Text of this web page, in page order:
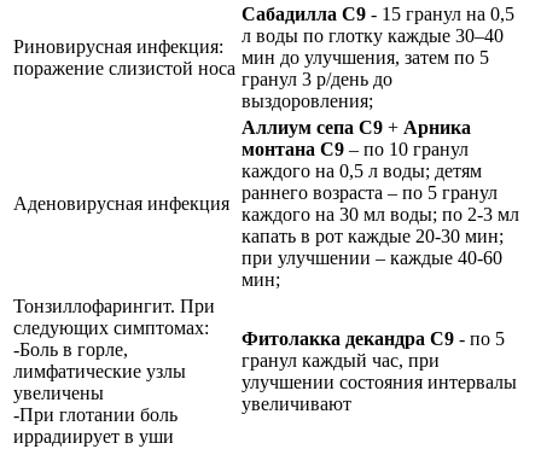
Риновирусная инфекция:
поражение слизистой носа
Сабадилла C9 - 15 гранул на 0,5
л воды по глотку каждые 30–40
мин до улучшения, затем по 5
гранул 3 р/день до
выздоровления;
Аденовирусная инфекция
Аллиум сепа С9 + Арника
монтана С9 – по 10 гранул
каждого на 0,5 л воды; детям
раннего возраста – по 5 гранул
каждого на 30 мл воды; по 2-3 мл
капать в рот каждые 20-30 мин;
при улучшении – каждые 40-60
мин;
Тонзиллофарингит. При
следующих симптомах:
-Боль в горле,
лимфатические узлы
увеличены
-При глотании боль
иррадиирует в уши
Фитолакка декандра С9 - по 5
гранул каждый час, при
улучшении состояния интервалы
увеличивают